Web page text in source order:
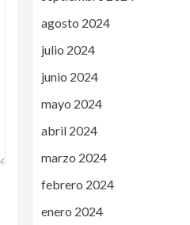
agosto 2024
julio 2024
junio 2024
mayo 2024
abril 2024
marzo 2024
febrero 2024
enero 2024